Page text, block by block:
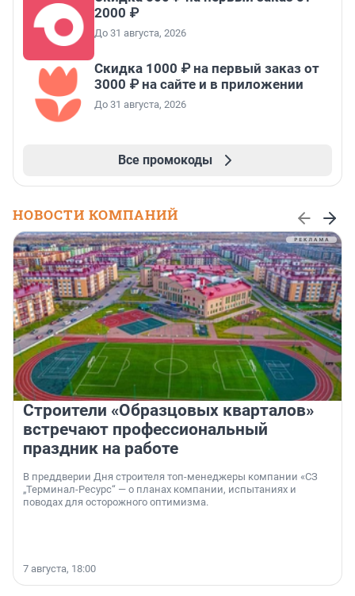
2000 ₽
До 31 августа, 2026
Скидка 1000 ₽ на первый заказ от
3000 ₽ на сайте и в приложении
До 31 августа, 2026
Все промокоды
НОВОСТИ КОМПАНИЙ
Строители «Образцовых кварталов»
встречают профессиональный
праздник на работе
В преддверии Дня строителя топ-менеджеры компании «СЗ
„Терминал-Ресурс“ — о планах компании, испытаниях и
поводах для осторожного оптимизма.
7 августа, 18:00